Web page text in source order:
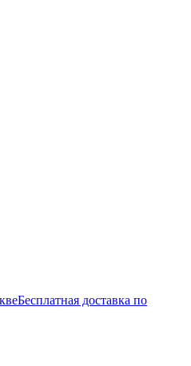
Бесплатная доставка по